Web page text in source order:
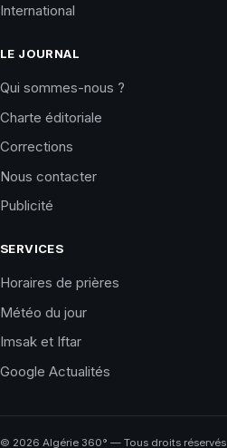
International
LE JOURNAL
Qui sommes-nous ?
Charte éditoriale
Corrections
Nous contacter
Publicité
SERVICES
Horaires de prières
Météo du jour
Imsak et Iftar
Google Actualités
© 2026 Algérie 360° — Tous droits réservés.